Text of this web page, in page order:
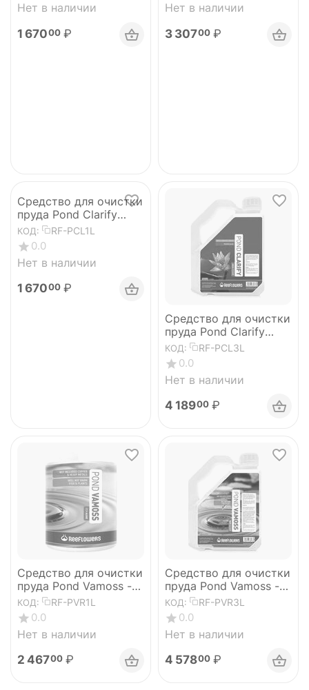
Нет в наличии
1 67000 ₽
Нет в наличии
3 30700 ₽
Средство для очистки
пруда Pond Clarify
AquaClear 1л
КОД: RF-PCL1L
0.0
Нет в наличии
1 67000 ₽
Средство для очистки
пруда Pond Clarify
AquaClear 3л
КОД: RF-PCL3L
0.0
Нет в наличии
4 18900 ₽
Средство для очистки
пруда Pond Vamoss -
RemAlgae 1л
КОД: RF-PVR1L
0.0
Нет в наличии
2 46700 ₽
Средство для очистки
пруда Pond Vamoss -
RemAlgae 3л
КОД: RF-PVR3L
0.0
Нет в наличии
4 57800 ₽